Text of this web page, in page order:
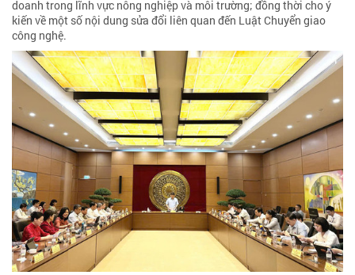
doanh trong lĩnh vực nông nghiệp và môi trường; đồng thời cho ý
kiến về một số nội dung sửa đổi liên quan đến Luật Chuyển giao
công nghệ.